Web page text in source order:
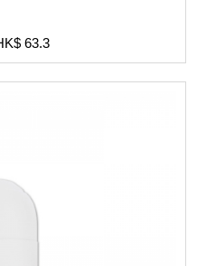
63.3